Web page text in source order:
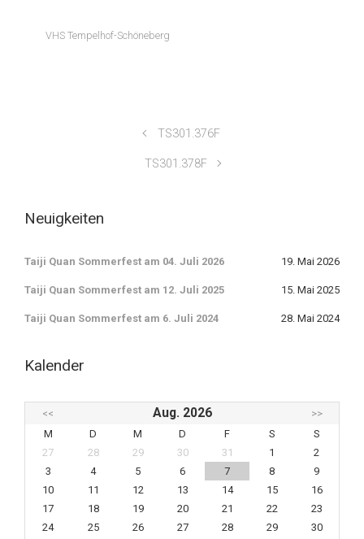
VHS Tempelhof-Schöneberg
TS301.376F
TS301.378F
Neuigkeiten
Taiji Quan Sommerfest am 04. Juli 2026 19. Mai 2026
Taiji Quan Sommerfest am 12. Juli 2025 15. Mai 2025
Taiji Quan Sommerfest am 6. Juli 2024 28. Mai 2024
Kalender
<< Aug. 2026
>>
M
D M D F S
S
27
28 29 30 31 1
2
3
4 5 6 7 8
9
10
11 12 13 14 15
16
17
18 19 20 21 22
23
24
25 26 27 28 29 30